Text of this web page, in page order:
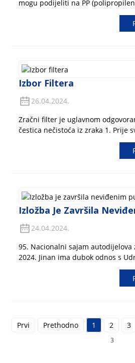
mogu podijeliti na PP
filter papir, PET filter papir, PP i
visokoučinkoviti filter papir i
od staklenih vlakana. Među njima,
Izbor Filtera
26.04.2024.
Zračni filter je uglavnom
čestica nečistoća iz zraka 1. Prije
pogledati filter papir, najbolje ga
ustima, vidjeti propusnost zraka,
Izložba Je Završila
24.04.2024.
95. Nacionalni sajam autodijelova
2024. Jinan ima dubok odnos s
autodijelova, a nacionalno
je smješteno u Jinanu tri puta
Izložba tvrtke temelji se na
Prvi Prethodno 1 2 3
3